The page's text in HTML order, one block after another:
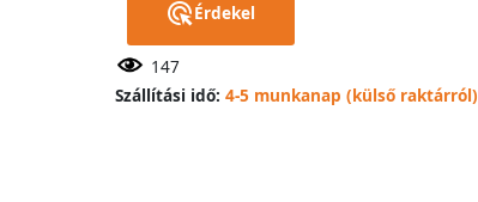
Érdekel
147
Szállítási idő: 4-5 munkanap (külső raktárról)